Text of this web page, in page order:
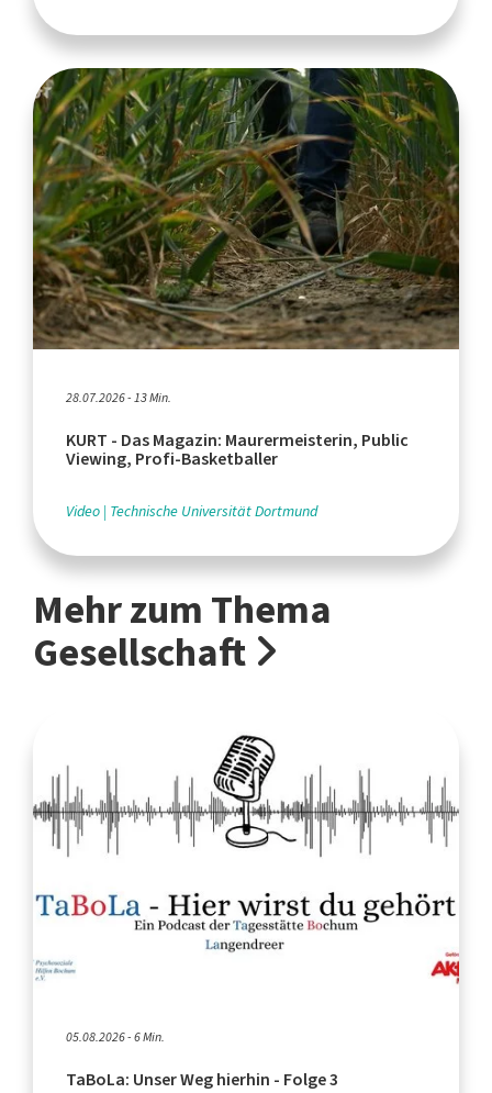
28.07.2026 - 13 Min.
KURT - Das Magazin: Maurermeisterin, Public
Viewing, Profi-Basketballer
Video Technische Universität Dortmund
Mehr zum Thema
Gesellschaft
05.08.2026 - 6 Min.
TaBoLa: Unser Weg hierhin - Folge 3